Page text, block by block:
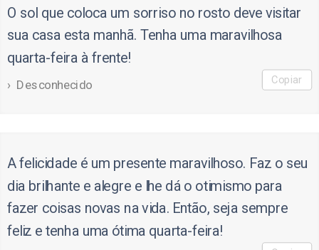
O sol que coloca um sorriso no rosto deve visitar
sua casa esta manhã. Tenha uma maravilhosa
quarta-feira à frente!
Desconhecido Copiar
A felicidade é um presente maravilhoso. Faz o seu
dia brilhante e alegre e lhe dá o otimismo para
fazer coisas novas na vida. Então, seja sempre
feliz e tenha uma ótima quarta-feira!